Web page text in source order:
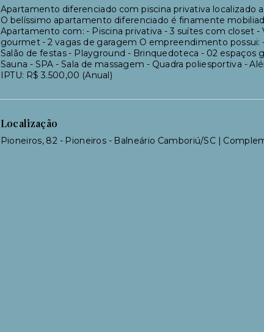
Apartamento diferenciado com piscina privativa localizado
O belíssimo apartamento diferenciado é finamente
Apartamento com: - Piscina privativa - 3 suítes com closet
gourmet - 2 vagas de garagem O empreendimento
Salão de festas - Playground - Brinquedoteca - 02 espaços
Sauna - SPA - Sala de massagem - Quadra poliesportiva -
IPTU: R$ 3.500,00 (Anual)
Localização
Pioneiros, 82 - Pioneiros - Balneário Camboriú/SC |